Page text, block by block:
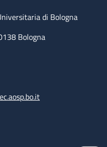
di Bologna
Bologna